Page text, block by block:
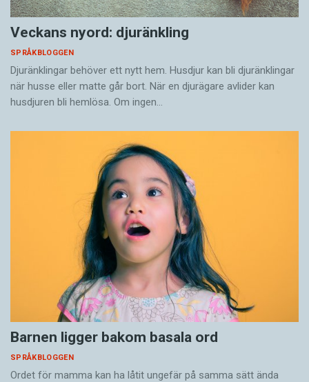
Veckans nyord: djuränkling
SPRÅKBLOGGEN
Djuränklingar behöver ett nytt hem. Husdjur kan bli djuränklingar
när husse eller matte går bort. När en djurägare avlider kan
husdjuren bli hemlösa. Om ingen…
Barnen ligger bakom basala ord
SPRÅKBLOGGEN
Ordet för mamma kan ha låtit ungefär på samma sätt ända